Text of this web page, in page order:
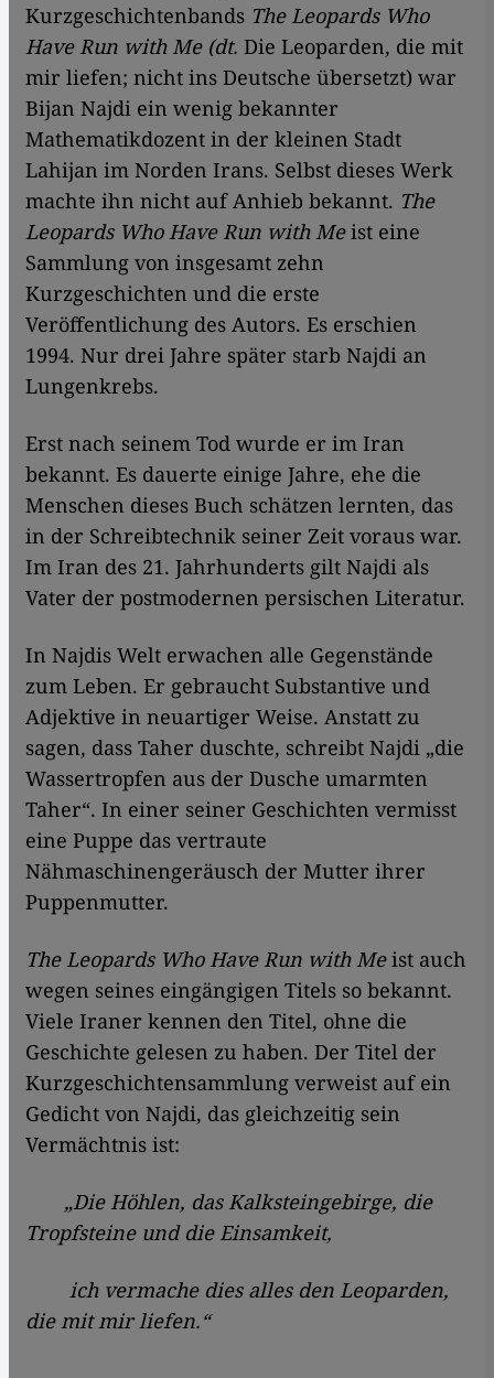
Kurzgeschichtenbands The Leopards Who
Have Run with Me (dt. Die Leoparden, die mit
mir liefen; nicht ins Deutsche übersetzt) war
Bijan Najdi ein wenig bekannter
Mathematikdozent in der kleinen Stadt
Lahijan im Norden Irans. Selbst dieses Werk
machte ihn nicht auf Anhieb bekannt. The
Leopards Who Have Run with Meist eine
Sammlung von insgesamt zehn
Kurzgeschichten und die erste
Veröffentlichung des Autors. Es erschien
1994. Nur drei Jahre später starb Najdi an
Lungenkrebs.
Erst nach seinem Tod wurde er im Iran
bekannt. Es dauerte einige Jahre, ehe die
Menschen dieses Buch schätzen lernten, das
in der Schreibtechnik seiner Zeit voraus war.
Im Iran des 21. Jahrhunderts gilt Najdi als
Vater der postmodernen persischen Literatur.
In Najdis Welt erwachen alle Gegenstände
zum Leben. Er gebraucht Substantive und
Adjektive in neuartiger Weise. Anstatt zu
sagen, dass Taher duschte, schreibt Najdi „die
Wassertropfen aus der Dusche umarmten
Taher“. In einer seiner Geschichten vermisst
eine Puppe das vertraute
Nähmaschinengeräusch der Mutter ihrer
Puppenmutter.
The Leopards Who Have Run with Meist auch
wegen seines eingängigen Titels so bekannt.
Viele Iraner kennen den Titel, ohne die
Geschichte gelesen zu haben. Der Titel der
Kurzgeschichtensammlung verweist auf ein
Gedicht von Najdi, das gleichzeitig sein
Vermächtnis ist:
„Die Höhlen, das Kalksteingebirge, die
Tropfsteine und die Einsamkeit,
ich vermache dies alles den Leoparden,
die mit mir liefen.“